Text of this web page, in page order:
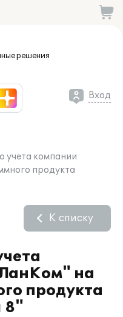
решения
Вход
учета компании
продукта
на
продукта
8"
К списку